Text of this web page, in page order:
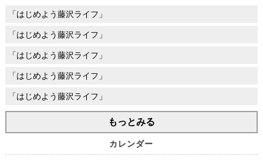
「はじめよう藤沢ライフ」
「はじめよう藤沢ライフ」
「はじめよう藤沢ライフ」
「はじめよう藤沢ライフ」
「はじめよう藤沢ライフ」
もっとみる
カレンダー